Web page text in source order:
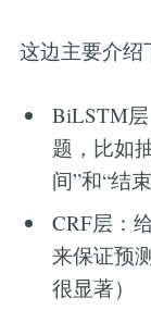
这边主要介绍
BiLSTM
题，比如
间”和“结
CRF层：
来保证预
很显著）